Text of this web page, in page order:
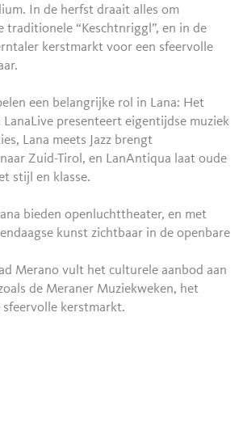
In de herfst draait alles om
traditionele “Keschtnriggl”, en in de
kerstmarkt voor een sfeervolle
een belangrijke rol in Lana: Het
presenteert eigentijdse muziek
Lana meets Jazz brengt
Zuid-Tirol, en LanAntiqua laat oude
stijl en klasse.
bieden openluchttheater, en met
kunst zichtbaar in de openbare
Merano vult het culturele aanbod aan
de Meraner Muziekweken, het
sfeervolle kerstmarkt.